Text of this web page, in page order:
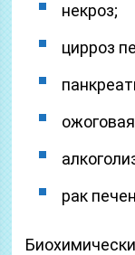
некроз;
цирроз
рак